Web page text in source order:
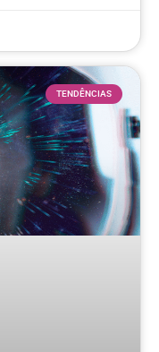
TENDÊNCIAS